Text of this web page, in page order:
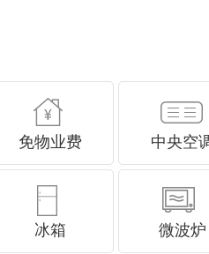
免物业费 中央空
冰箱 微波炉